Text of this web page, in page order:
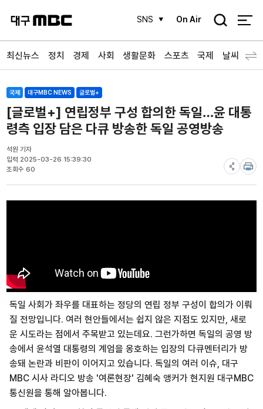
SNS On Air
검
최신뉴스 정치 경제 사회 생활문화 스포츠 국제 날씨
국제 대구MBC NEWS 글로벌+
[글로벌+] 연립정부 구성 합의한 독일…윤 대통
령측 입장 담은 다큐 방송한 독일 공영방송
석원 기자
입력 2025-03-26 15:39:30
조회수 60
독일 사회가 좌우를 대표하는 정당의 연립 정부 구성이 합의가 이뤄
질 전망입니다. 여러 현안들에서는 쉽지 않은 지점도 있지만, 새로
운 시도라는 점에서 주목받고 있는데요. 그런가하면 독일의 공영 방
송에서 윤석열 대통령의 계엄을 옹호하는 입장의 다큐멘터리가 방
송돼 논란과 비판이 이어지고 있습니다. 독일의 여러 이슈, 대구
MBC 시사 라디오 방송 '여론현장' 김혜숙 앵커가 현지원 대구MBC
통신원을 통해 알아봅니다.